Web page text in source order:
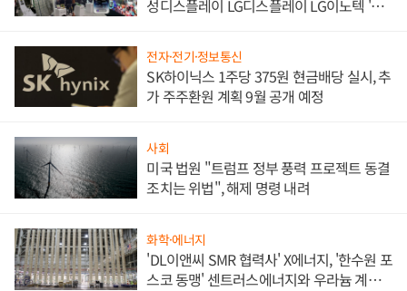
성디스플레이 LG디스플레이 LG이노텍 '탈
전자·전기·정보통신
SK하이닉스 1주당 375원 현금배당 실시, 추
가 주주환원 계획 9월 공개 예정
사회
미국 법원 "트럼프 정부 풍력 프로젝트 동결
조치는 위법", 해제 명령 내려
화학·에너지
'DL이앤씨 SMR 협력사' X에너지, '한수원 포
스코 동맹' 센트러스에너지와 우라늄 계약